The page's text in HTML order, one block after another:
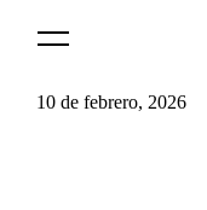
10 de febrero, 2026